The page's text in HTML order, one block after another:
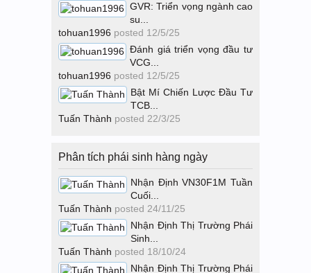
GVR: Triển vọng ngành cao
su...
tohuan1996 posted 12/5/25
Đánh giá triển vọng đầu tư
VCG...
tohuan1996 posted 12/5/25
Bật Mí Chiến Lược Đầu Tư
TCB...
Tuấn Thành posted 22/3/25
Phân tích phái sinh hàng ngày
Nhận Định VN30F1M Tuần
Cuối...
Tuấn Thành posted 24/11/25
Nhận Định Thị Trường Phái
Sinh...
Tuấn Thành posted 18/10/24
Nhận Định Thị Trường Phái